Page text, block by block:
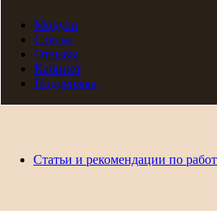
Модули
Статьи
Отзывы
Кабинет
Поддержка
Статьи и рекомендации по